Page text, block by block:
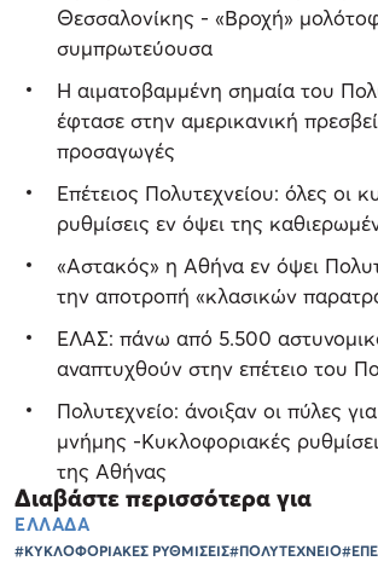
Θεσσαλονίκης - «Βροχή»
συμπρωτεύουσα
Η αιματοβαμμένη σημαία του
έφτασε στην αμερικανική
προσαγωγές
Επέτειος Πολυτεχνείου: όλες οι
ρυθμίσεις εν όψει της
«Αστακός» η Αθήνα εν όψει
την αποτροπή «κλασικών
ΕΛΑΣ: πάνω από 5.500
αναπτυχθούν στην επέτειο του
Πολυτεχνείο: άνοιξαν οι πύλες
μνήμης -Κυκλοφοριακές
της Αθήνας
Διαβάστε περισσότερα για
ΕΛΛΑΔΑ
#ΚΥΚΛΟΦΟΡΙΑΚΕΣ ΡΥΘΜΙΣΕΙΣ#ΠΟΛΥΤΕΧΝΕΙΟ